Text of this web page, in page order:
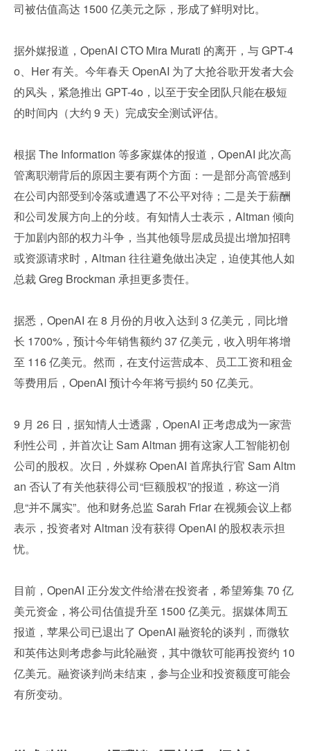
司被估值高达 1500 亿美元之际，形成了鲜明对比。
据外媒报道，OpenAI CTO Mira Murati 的离开，与 GPT-4
o、Her 有关。今年春天 OpenAI 为了大抢谷歌开发者大会
的风头，紧急推出 GPT-4o，以至于安全团队只能在极短
的时间内（大约 9 天）完成安全测试评估。
根据 The Information 等多家媒体的报道，OpenAI 此次高
管离职潮背后的原因主要有两个方面：一是部分高管感到
在公司内部受到冷落或遭遇了不公平对待；二是关于薪酬
和公司发展方向上的分歧。有知情人士表示，Altman 倾向
于加剧内部的权力斗争，当其他领导层成员提出增加招聘
或资源请求时，Altman 往往避免做出决定，迫使其他人如
总裁 Greg Brockman 承担更多责任。
据悉，OpenAI 在 8 月份的月收入达到 3 亿美元，同比增
长 1700%，预计今年销售额约 37 亿美元，收入明年将增
至 116 亿美元。然而，在支付运营成本、员工工资和租金
等费用后，OpenAI 预计今年将亏损约 50 亿美元。
9 月 26 日，据知情人士透露，OpenAI 正考虑成为一家营
利性公司，并首次让 Sam Altman 拥有这家人工智能初创
公司的股权。次日，外媒称 OpenAI 首席执行官 Sam Altm
an 否认了有关他获得公司“巨额股权”的报道，称这一消
息“并不属实”。他和财务总监 Sarah Friar 在视频会议上都
表示，投资者对 Altman 没有获得 OpenAI 的股权表示担
忧。
目前，OpenAI 正分发文件给潜在投资者，希望筹集 70 亿
美元资金，将公司估值提升至 1500 亿美元。据媒体周五
报道，苹果公司已退出了 OpenAI 融资轮的谈判，而微软
和英伟达则考虑参与此轮融资，其中微软可能再投资约 10
亿美元。融资谈判尚未结束，参与企业和投资额度可能会
有所变动。